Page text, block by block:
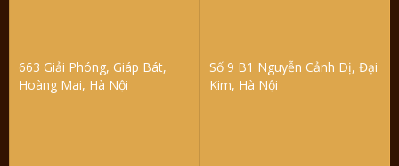
663 Giải Phóng, Giáp Bát,
Hoàng Mai, Hà Nội
Số 9 B1 Nguyễn Cảnh Dị, Đại
Kim, Hà Nội